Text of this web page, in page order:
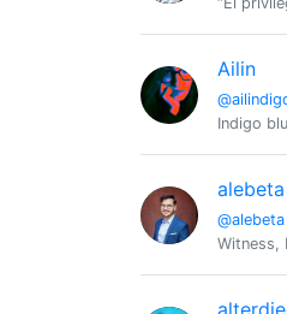
Ailin
Indigo
alebeta
@alebeta
Witness,